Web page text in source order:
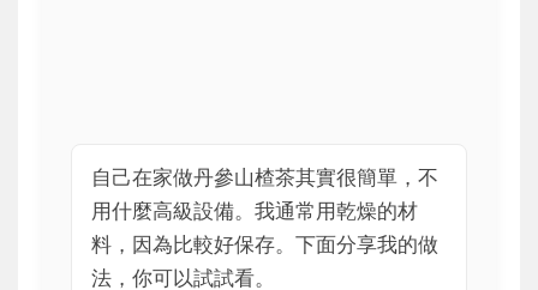
自己在家做丹參山楂茶其實很簡單，不
用什麼高級設備。我通常用乾燥的材
料，因為比較好保存。下面分享我的做
法，你可以試試看。